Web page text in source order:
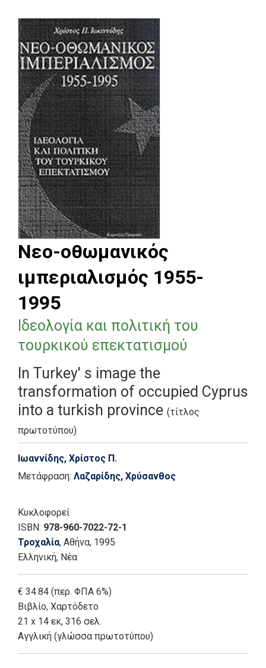
Νεο-οθωμανικός
ιμπεριαλισμός 1955-
1995
Ιδεολογία και πολιτική του
τουρκικού επεκτατισμού
In Turkey' s image the
transformation of occupied Cyprus
into a turkish province (τίτλος
πρωτοτύπου)
Ιωαννίδης, Χρίστος Π.
Μετάφραση: Λαζαρίδης, Χρύσανθος
Κυκλοφορεί
ISBN: 978-960-7022-72-1
Τροχαλία, Αθήνα, 1995
Ελληνική, Νέα
€ 34.84 (περ. ΦΠΑ 6%)
Βιβλίο, Χαρτόδετο
21 x 14 εκ, 316 σελ.
Αγγλική (γλώσσα πρωτοτύπου)